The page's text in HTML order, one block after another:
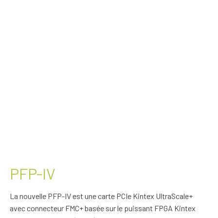
PFP-IV
La nouvelle PFP-IV est une carte PCIe Kintex UltraScale+
avec connecteur FMC+ basée sur le puissant FPGA Kintex